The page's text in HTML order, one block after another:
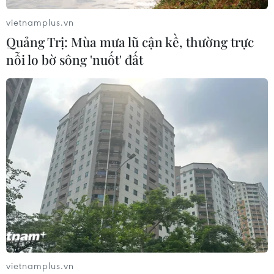
Ba Lan thảo luận việc thành lập căn cứ quân sự
thường trực với Mỹ
06/08/2026 00:06
vietnamplus.vn
Quảng Trị: Mùa mưa lũ cận kề, thường trực
nỗi lo bờ sông 'nuốt' đất
vietnamplus.vn